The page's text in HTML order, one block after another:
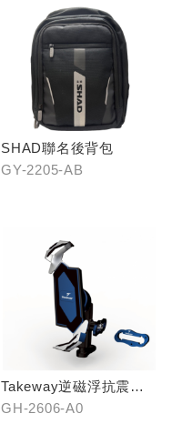
SHAD聯名後背包
GY-2205-AB
Takeway逆磁浮抗震手
機架
GH-2606-A0